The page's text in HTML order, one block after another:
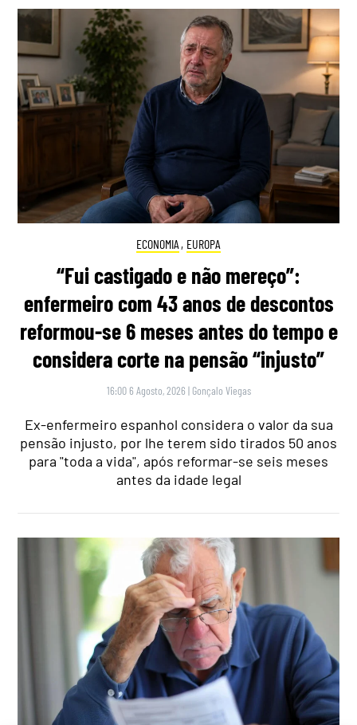
ECONOMIA , EUROPA
“Fui castigado e não mereço”:
enfermeiro com 43 anos de descontos
reformou-se 6 meses antes do tempo e
considera corte na pensão “injusto”
16:00 6 Agosto, 2026 | Gonçalo Viegas
Ex-enfermeiro espanhol considera o valor da sua
pensão injusto, por lhe terem sido tirados 50 anos
para "toda a vida", após reformar-se seis meses
antes da idade legal